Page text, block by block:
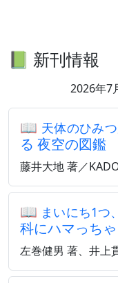
📗 新刊情報
2026年7
📖 天体のひみ
る 夜空の図鑑
藤井大地 著／
📖 まいにち1つ
科にハマっち
左巻健男 著、井上